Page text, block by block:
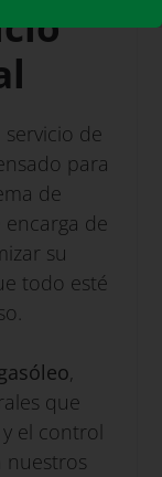
servicio de
para
de
de
su
todo esté
,
que
el control
nuestros